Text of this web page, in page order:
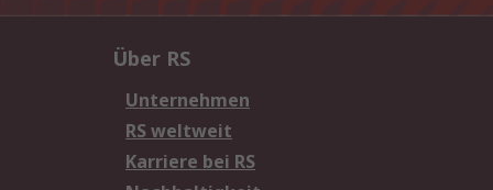
Über RS
Unternehmen
RS weltweit
Karriere bei RS